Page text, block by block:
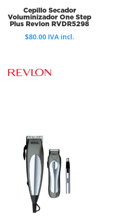
Cepillo Secador
Voluminizador One Step
Plus Revlon RVDR5298
$80.00 IVA incl.